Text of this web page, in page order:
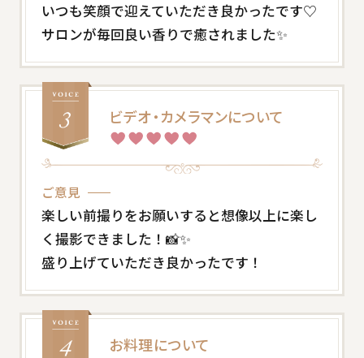
いつも笑顔で迎えていただき良かったです♡
サロンが毎回良い香りで癒されました✨
ビデオ・カメラマンについて
ご意見
楽しい前撮りをお願いすると想像以上に楽し
く撮影できました！📸✨
盛り上げていただき良かったです！
お料理について